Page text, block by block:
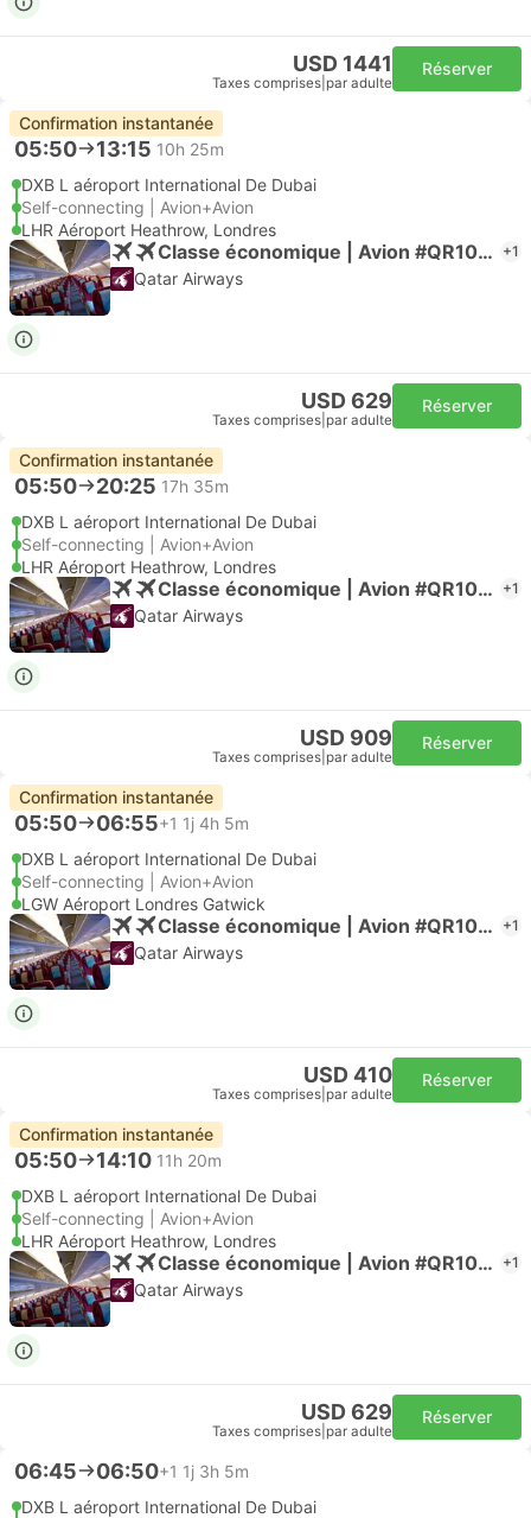
USD 1441
Taxes comprises par adulte
Réserver
Confirmation instantanée
05:50 13:15 10h 25m
DXB L aéroport International De Dubai
Self-connecting | Avion+Avion
LHR Aéroport Heathrow, Londres
Classe économique | Avion #QR1003 +1
Qatar Airways
USD 629
Taxes comprises par adulte
Réserver
Confirmation instantanée
05:50 20:25 17h 35m
DXB L aéroport International De Dubai
Self-connecting | Avion+Avion
LHR Aéroport Heathrow, Londres
Classe économique | Avion #QR1003 +1
Qatar Airways
USD 909
Taxes comprises par adulte
Réserver
Confirmation instantanée
05:50 06:55+1 1j 4h 5m
DXB L aéroport International De Dubai
Self-connecting | Avion+Avion
LGW Aéroport Londres Gatwick
Classe économique | Avion #QR1003 +1
Qatar Airways
USD 410
Taxes comprises par adulte
Réserver
Confirmation instantanée
05:50 14:10 11h 20m
DXB L aéroport International De Dubai
Self-connecting | Avion+Avion
LHR Aéroport Heathrow, Londres
Classe économique | Avion #QR1003 +1
Qatar Airways
USD 629
Taxes comprises par adulte
Réserver
06:45 06:50+1 1j 3h 5m
DXB L aéroport International De Dubai